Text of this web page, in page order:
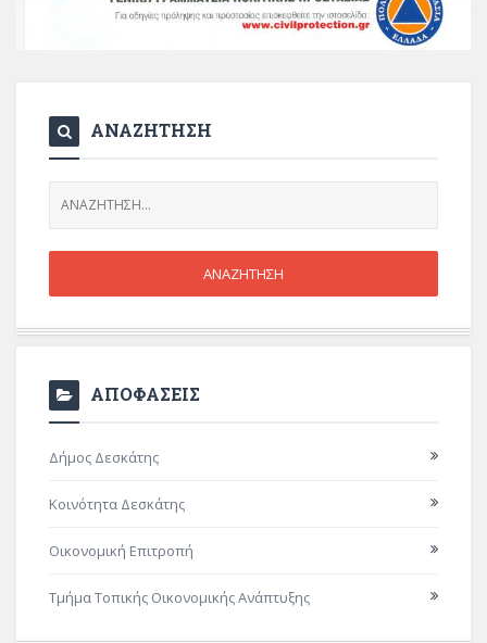
ΑΝΑΖΗΤΗΣΗ
ΑΠΟΦΑΣΕΙΣ
Δήμος Δεσκάτης
Κοινότητα Δεσκάτης
Οικονομική Επιτροπή
Τμήμα Τοπικής Οικονομικής Ανάπτυξης